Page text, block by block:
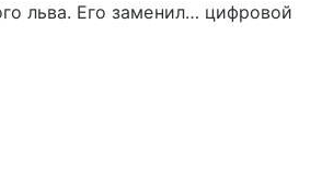
льва. Его заменил… цифровой